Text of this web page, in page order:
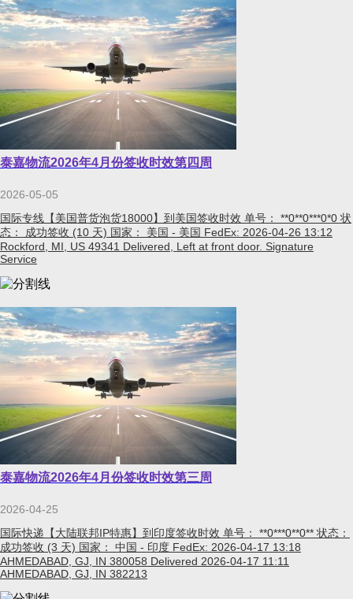
泰嘉物流2026年4月份签收时效第四周
2026-05-05
国际专线【美国普货泡货18000】到美国签收时效 单号： **0**0***0*0 状
态： 成功签收 (10 天) 国家： 美国 - 美国 FedEx: 2026-04-26 13:12
Rockford, MI, US 49341 Delivered, Left at front door. Signature
Service
泰嘉物流2026年4月份签收时效第三周
2026-04-25
国际快递【大陆联邦IP特惠】到印度签收时效 单号： **0***0**0** 状态：
成功签收 (3 天) 国家： 中国 - 印度 FedEx: 2026-04-17 13:18
AHMEDABAD, GJ, IN 380058 Delivered 2026-04-17 11:11
AHMEDABAD, GJ, IN 382213